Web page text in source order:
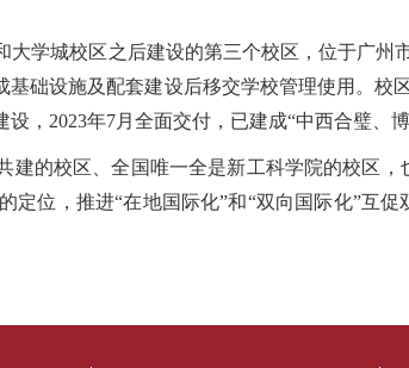
城校区之后建设的第三个校区，位于广州
础设施及配套建设后移交学校管理使用。校
，2023年7月全面交付，已建成“中西合璧、
的校区、全国唯一全是新工科学院的校区，
定位，推进“在地国际化”和“双向国际化”互